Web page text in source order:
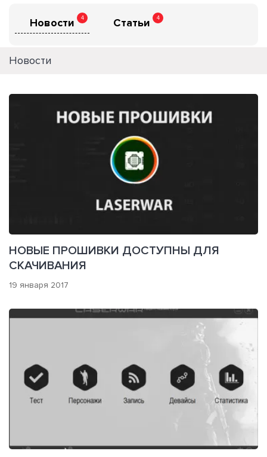
Новости 4 Статьи 4
Новости
НОВЫЕ ПРОШИВКИ ДОСТУПНЫ ДЛЯ
СКАЧИВАНИЯ
19 января 2017